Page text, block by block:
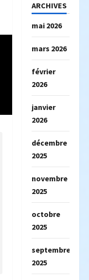
ARCHIVES
mai 2026
mars 2026
février
2026
janvier
2026
décembre
2025
novembre
2025
octobre
2025
septembre
2025